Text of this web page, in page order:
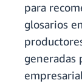
para
glosarios
generadas